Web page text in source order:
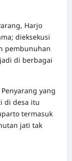
Harjo
dieksekusi
pembunuhan
di berbagai
yang
di desa itu
termasuk
jati tak